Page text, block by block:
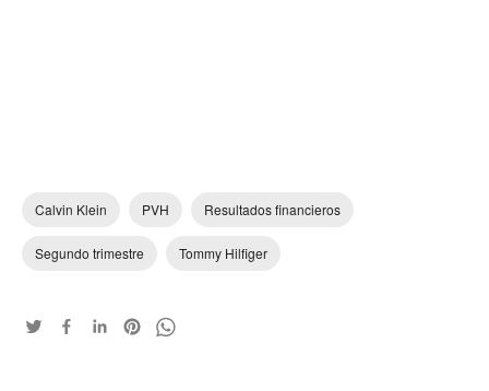
Calvin Klein PVH Resultados financieros
Segundo trimestre Tommy Hilfiger